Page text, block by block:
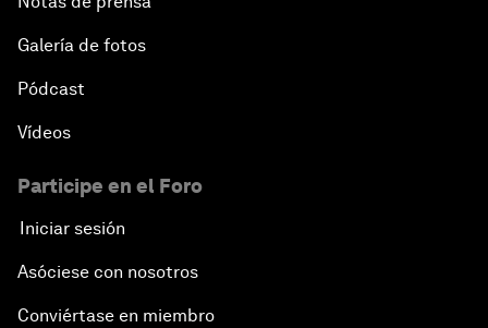
Galería de fotos
Pódcast
Vídeos
Participe en el Foro
Iniciar sesión
Asóciese con nosotros
Conviértase en miembro